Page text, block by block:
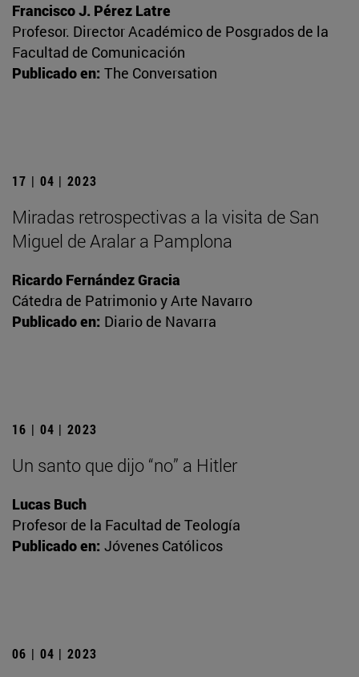
Francisco J. Pérez Latre
Profesor. Director Académico de Posgrados de la
Facultad de Comunicación
Publicado en: The Conversation
17 | 04 | 2023
Miradas retrospectivas a la visita de San
Miguel de Aralar a Pamplona
Ricardo Fernández Gracia
Cátedra de Patrimonio y Arte Navarro
Publicado en: Diario de Navarra
16 | 04 | 2023
Un santo que dijo “no” a Hitler
Lucas Buch
Profesor de la Facultad de Teología
Publicado en: Jóvenes Católicos
06 | 04 | 2023